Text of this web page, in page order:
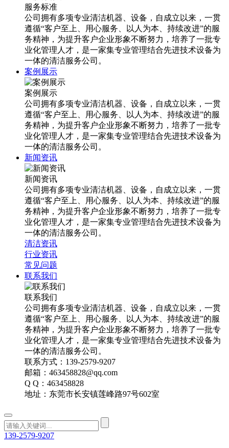
服务标准
公司拥有多项专业清洁机器、设备，自成立以来，一贯
遵循“客户至上、用心服务、以人为本、持续改进”的服
务精神，为提升客户企业形象不断努力，培养了一批专
业化管理人才，是一家集专业管理结合先进技术设备为
一体的清洁服务公司。
案例展示
案例展示
公司拥有多项专业清洁机器、设备，自成立以来，一贯
遵循“客户至上、用心服务、以人为本、持续改进”的服
务精神，为提升客户企业形象不断努力，培养了一批专
业化管理人才，是一家集专业管理结合先进技术设备为
一体的清洁服务公司。
新闻资讯
新闻资讯
公司拥有多项专业清洁机器、设备，自成立以来，一贯
遵循“客户至上、用心服务、以人为本、持续改进”的服
务精神，为提升客户企业形象不断努力，培养了一批专
业化管理人才，是一家集专业管理结合先进技术设备为
一体的清洁服务公司。
清洁资讯
行业资讯
常见问题
联系我们
联系我们
公司拥有多项专业清洁机器、设备，自成立以来，一贯
遵循“客户至上、用心服务、以人为本、持续改进”的服
务精神，为提升客户企业形象不断努力，培养了一批专
业化管理人才，是一家集专业管理结合先进技术设备为
一体的清洁服务公司。
联系方式：139-2579-9207
邮箱：463458828@qq.com
Q Q：463458828
地址：东莞市长安镇莲峰路97号602室
139-2579-9207